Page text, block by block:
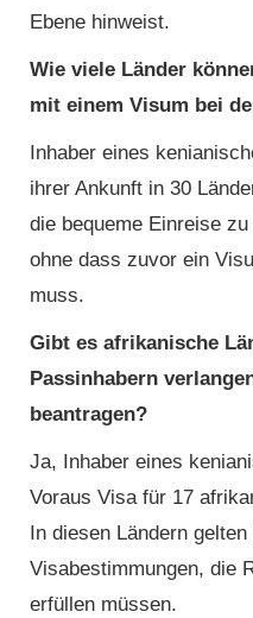
Ebene hinweist.
Wie viele Länder
mit einem Visum bei
Inhaber eines
ihrer Ankunft in 30
die bequeme Einreise
ohne dass zuvor ein
muss.
Gibt es afrikanische
Passinhabern
beantragen?
Ja, Inhaber eines
Voraus Visa für 17
In diesen Ländern
Visabestimmungen, die
erfüllen müssen.